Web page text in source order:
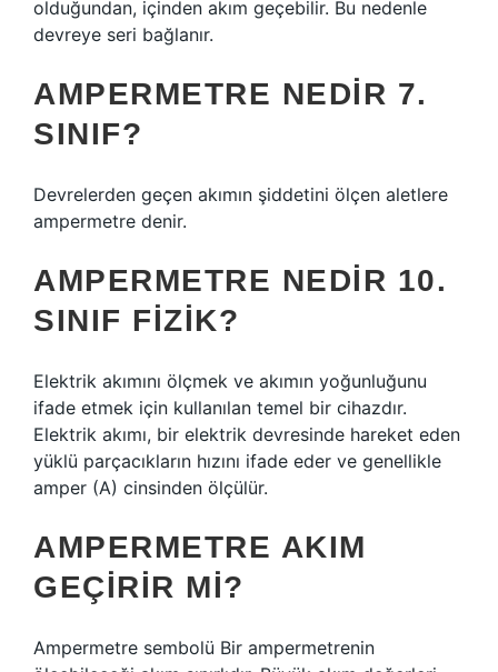
olduğundan, içinden akım geçebilir. Bu nedenle
devreye seri bağlanır.
AMPERMETRE NEDIR 7.
SINIF?
Devrelerden geçen akımın şiddetini ölçen aletlere
ampermetre denir.
AMPERMETRE NEDIR 10.
SINIF FIZIK?
Elektrik akımını ölçmek ve akımın yoğunluğunu
ifade etmek için kullanılan temel bir cihazdır.
Elektrik akımı, bir elektrik devresinde hareket eden
yüklü parçacıkların hızını ifade eder ve genellikle
amper (A) cinsinden ölçülür.
AMPERMETRE AKIM
GEÇIRIR MI?
Ampermetre sembolü Bir ampermetrenin